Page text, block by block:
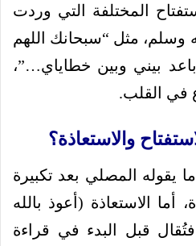
المختلفة التي وردت
وسلم، مثل “سبحانك اللهم
بيني وبين خطاياي…”،
في القلب.
والاستعاذة؟
يقوله المصلي بعد تكبيرة
أما الاستعاذة (أعوذ بالله
قبل البدء في قراءة